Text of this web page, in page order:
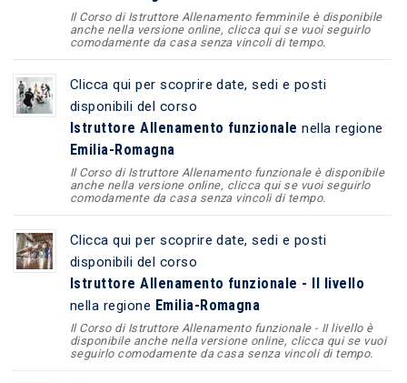
Il Corso di Istruttore Allenamento femminile è disponibile
anche nella versione online, clicca qui se vuoi seguirlo
comodamente da casa senza vincoli di tempo.
Clicca qui per scoprire date, sedi e posti
disponibili del corso
Istruttore Allenamento funzionale nella regione
Emilia-Romagna
Il Corso di Istruttore Allenamento funzionale è disponibile
anche nella versione online, clicca qui se vuoi seguirlo
comodamente da casa senza vincoli di tempo.
Clicca qui per scoprire date, sedi e posti
disponibili del corso
Istruttore Allenamento funzionale - II livello
nella regione Emilia-Romagna
Il Corso di Istruttore Allenamento funzionale - II livello è
disponibile anche nella versione online, clicca qui se vuoi
seguirlo comodamente da casa senza vincoli di tempo.